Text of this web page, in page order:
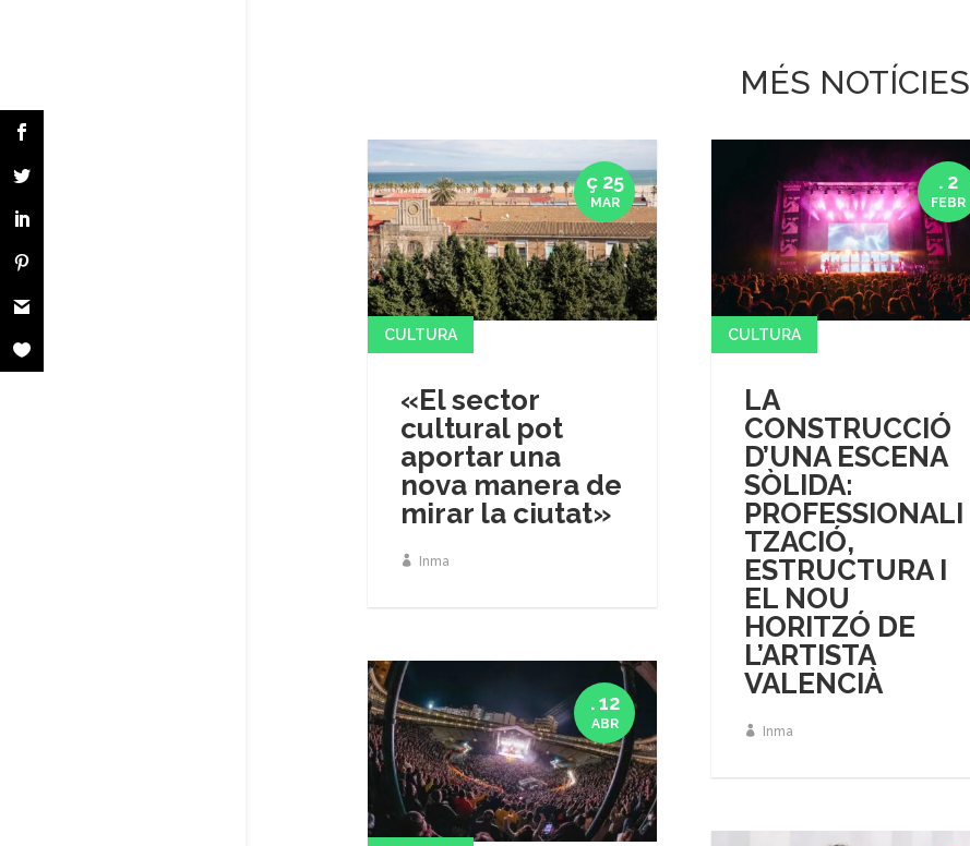
MÉS NOTÍCIES
«El sector
cultural pot
aportar una
nova manera de
mirar la ciutat»
CULTURA
Inma
ç 25
MAR
. 12
ABR
LA
CONSTRUCCIÓ
D’UNA ESCENA
SÒLIDA:
PROFESSIONALI
TZACIÓ,
ESTRUCTURA I
EL NOU
HORITZÓ DE
L’ARTISTA
VALENCIÀ
CULTURA
Inma
. 2
FEBR